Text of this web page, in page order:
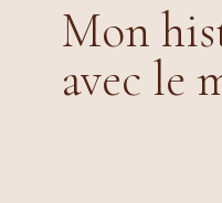
Mon
avec le